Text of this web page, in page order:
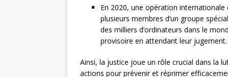
En 2020, une opération
plusieurs membres d’un groupe
des milliers d’ordinateurs dans le
provisoire en attendant leur jugement.
Ainsi, la justice joue un rôle crucial dans la
actions pour prévenir et réprimer